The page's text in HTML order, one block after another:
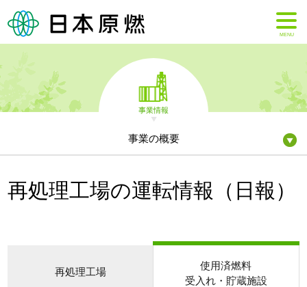
MENU
事業情報
事業の概要
再処理工場の運転情報（日報）
再処理工場
使用済燃料
受入れ・貯蔵施設